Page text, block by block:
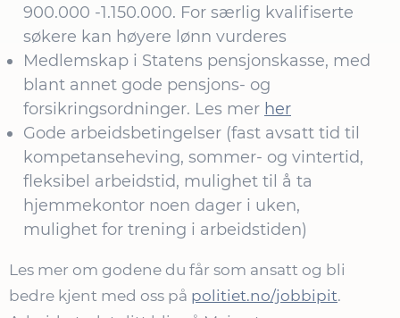
900.000 -1.150.000. For særlig kvalifiserte
søkere kan høyere lønn vurderes
Medlemskap i Statens pensjonskasse, med
blant annet gode pensjons- og
forsikringsordninger. Les mer her
Gode arbeidsbetingelser (fast avsatt tid til
kompetanseheving, sommer- og vintertid,
fleksibel arbeidstid, mulighet til å ta
hjemmekontor noen dager i uken,
mulighet for trening i arbeidstiden)
Les mer om godene du får som ansatt og bli
bedre kjent med oss på politiet.no/jobbipit.